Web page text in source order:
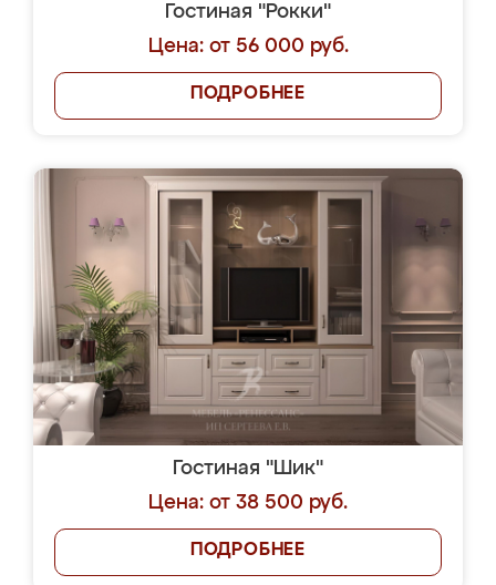
Гостиная "Рокки"
Цена: от 56 000 руб.
ПОДРОБНЕЕ
Гостиная "Шик"
Цена: от 38 500 руб.
ПОДРОБНЕЕ